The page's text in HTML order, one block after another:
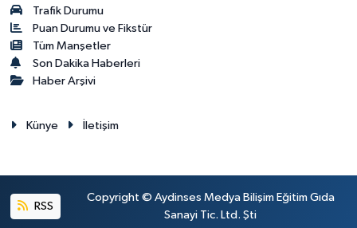
Trafik Durumu
Puan Durumu ve Fikstür
Tüm Manşetler
Son Dakika Haberleri
Haber Arşivi
Künye İletişim
RSS
Copyright © Aydinses Medya Bilişim Eğitim Gıda
Sanayi Tic. Ltd. Şti